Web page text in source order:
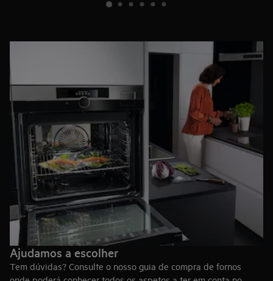
Ajudamos a escolher
Tem dúvidas? Consulte o nosso guia de compra de fornos